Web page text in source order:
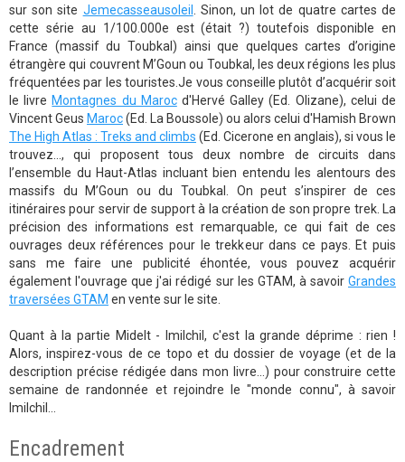
sur son site Jemecasseausoleil
. Sinon, un lot de quatre cartes de
cette série au 1/100.000e est (était ?) toutefois disponible en
France (massif du Toubkal) ainsi que quelques cartes d’origine
étrangère qui couvrent M’Goun ou Toubkal, les deux régions les plus
fréquentées par les touristes.Je vous conseille plutôt d’acquérir soit
le livre Montagnes du Marocd'Hervé Galley (Ed. Olizane), celui de
Vincent Geus Maroc(Ed. La Boussole) ou alors celui d'Hamish Brown
The High Atlas : Treks and climbs (Ed. Cicerone en anglais), si vous le
trouvez..., qui proposent tous deux nombre de circuits dans
l’ensemble du Haut-Atlas incluant bien entendu les alentours des
massifs du M’Goun ou du Toubkal. On peut s’inspirer de ces
itinéraires pour servir de support à la création de son propre trek. La
précision des informations est remarquable, ce qui fait de ces
ouvrages deux références pour le trekkeur dans ce pays. Et puis
sans me faire une publicité éhontée, vous pouvez acquérir
également l'ouvrage que j'ai rédigé sur les GTAM, à savoir Grandes
traversées GTAM en vente sur le site.
Quant à la partie Midelt - Imilchil, c'est la grande déprime : rien !
Alors, inspirez-vous de ce topo et du dossier de voyage (et de la
description précise rédigée dans mon livre...) pour construire cette
semaine de randonnée et rejoindre le "monde connu", à savoir
Imilchil...
Encadrement